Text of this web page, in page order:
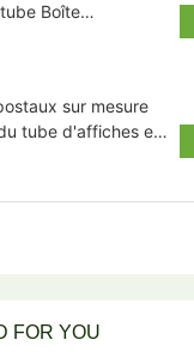
Boîte
sur mesure
tube d'affiches en
FOR YOU